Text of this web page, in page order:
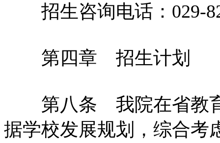
招生咨询电话：029-
第四章 招生计划
第八条 我院在省教育
据学校发展规划，综合考